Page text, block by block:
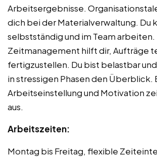
Arbeitsergebnisse.
dich bei der Materialverwaltung. Du
selbstständig und im Team arbeiten.
Zeitmanagement hilft dir, Aufträge
fertigzustellen. Du bist belastbar
in stressigen Phasen den Überblick.
Arbeitseinstellung und Motivation
aus.
Arbeitszeiten:
Montag bis Freitag, flexible